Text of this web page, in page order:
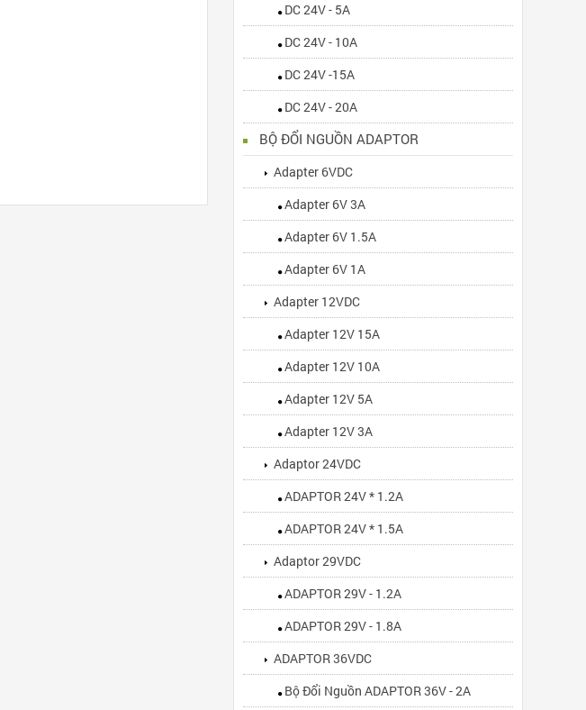
DC 24V - 5A
DC 24V - 10A
DC 24V -15A
DC 24V - 20A
BỘ ĐỔI NGUỒN ADAPTOR
Adapter 6VDC
Adapter 6V 3A
Adapter 6V 1.5A
Adapter 6V 1A
Adapter 12VDC
Adapter 12V 15A
Adapter 12V 10A
Adapter 12V 5A
Adapter 12V 3A
Adaptor 24VDC
ADAPTOR 24V * 1.2A
ADAPTOR 24V * 1.5A
Adaptor 29VDC
ADAPTOR 29V - 1.2A
ADAPTOR 29V - 1.8A
ADAPTOR 36VDC
Bộ Đổi Nguồn ADAPTOR 36V - 2A